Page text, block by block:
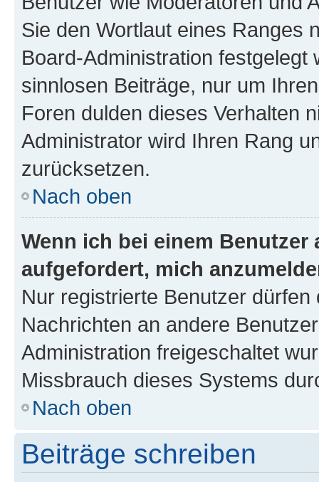
Sie den Wortlaut eines Ranges
Board-Administration
sinnlosen Beiträge, nur um
Foren dulden dieses Verhalten
Administrator wird Ihren Rang
zurücksetzen.
Nach oben
Wenn ich bei einem
aufgefordert, mich
Nur registrierte Benutzer
Nachrichten an andere
Administration freigeschaltet
Missbrauch dieses Systems
Nach oben
Beiträge schreiben